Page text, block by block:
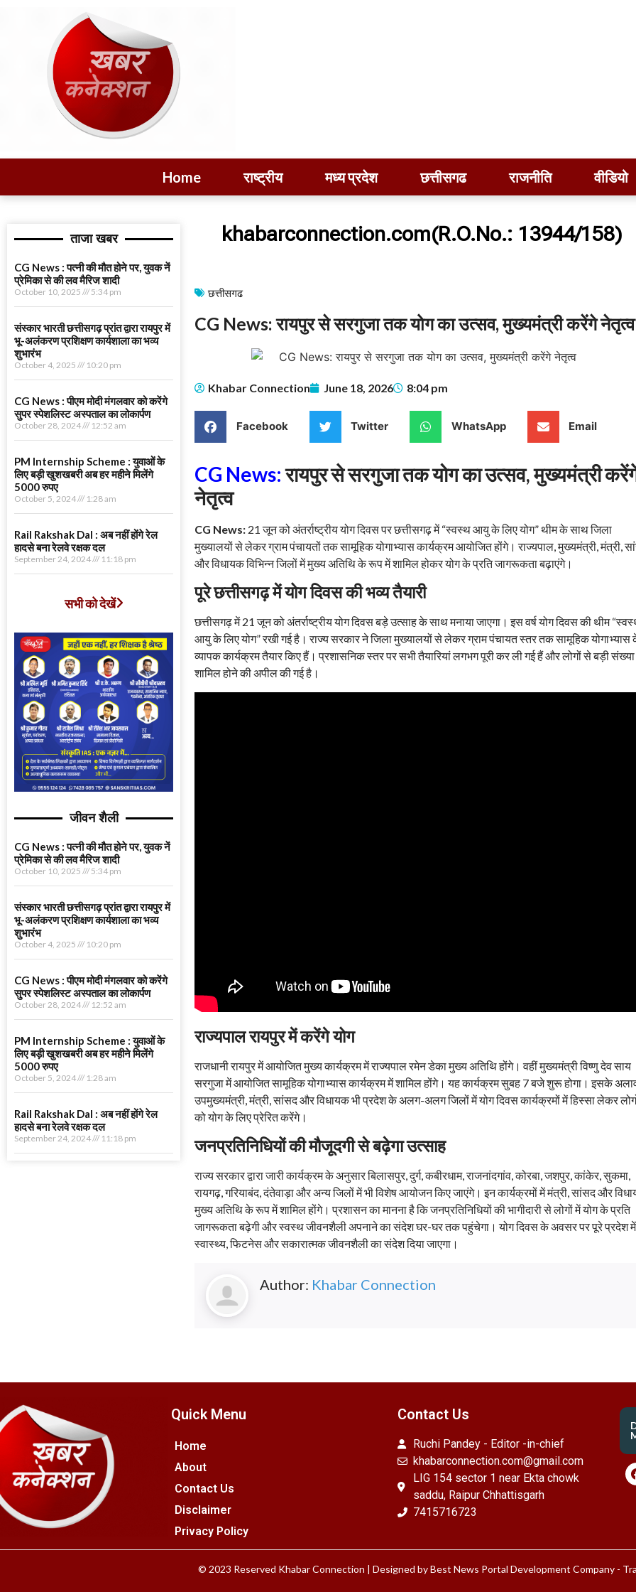
Home राष्ट्रीय मध्य प्रदेश छत्तीसगढ राजनीति वीडियो
ताजा खबर
CG News : पत्नी की मौत होने पर, युवक नें
प्रेमिका से की लव मैरिज शादी
October 10, 2025 5:34 pm
संस्कार भारती छत्तीसगढ़ प्रांत द्वारा रायपुर में
भू-अलंकरण प्रशिक्षण कार्यशाला का भव्य
शुभारंभ
October 4, 2025 10:20 pm
CG News : पीएम मोदी मंगलवार को करेंगे
सुपर स्पेशलिस्ट अस्पताल का लोकार्पण
October 28, 2024 12:52 am
PM Internship Scheme : युवाओं के
लिए बड़ी खुशखबरी अब हर महीने मिलेंगे
5000 रुपए
October 5, 2024 1:28 am
Rail Rakshak Dal : अब नहीं होंगे रेल
हादसे बना रेलवे रक्षक दल
September 24, 2024 11:18 pm
सभी को देखें
जीवन शैली
CG News : पत्नी की मौत होने पर, युवक नें
प्रेमिका से की लव मैरिज शादी
October 10, 2025 5:34 pm
संस्कार भारती छत्तीसगढ़ प्रांत द्वारा रायपुर में
भू-अलंकरण प्रशिक्षण कार्यशाला का भव्य
शुभारंभ
October 4, 2025 10:20 pm
CG News : पीएम मोदी मंगलवार को करेंगे
सुपर स्पेशलिस्ट अस्पताल का लोकार्पण
October 28, 2024 12:52 am
PM Internship Scheme : युवाओं के
लिए बड़ी खुशखबरी अब हर महीने मिलेंगे
5000 रुपए
October 5, 2024 1:28 am
Rail Rakshak Dal : अब नहीं होंगे रेल
हादसे बना रेलवे रक्षक दल
September 24, 2024 11:18 pm
khabarconnection.com(R.O.No.: 13944/158)
छत्तीसगढ
CG News: रायपुर से सरगुजा तक योग का उत्सव, मुख्यमंत्री करेंगे नेतृत्व
Khabar Connection June 18, 2026 8:04 pm
Facebook Twitter WhatsApp Email
CG News:रायपुर से सरगुजा तक योग का उत्सव, मुख्यमंत्री
नेतृत्व
CG News: 21 जून को अंतर्राष्ट्रीय योग दिवस पर छत्तीसगढ़ में “स्वस्थ आयु के लिए योग” थीम के साथ जिला
मुख्यालयों से लेकर ग्राम पंचायतों तक सामूहिक योगाभ्यास कार्यक्रम आयोजित होंगे। राज्यपाल, मुख्यमंत्री, मंत्री,
और विधायक विभिन्न जिलों में मुख्य अतिथि के रूप में शामिल होकर योग के प्रति जागरूकता बढ़ाएंगे।
पूरे छत्तीसगढ़ में योग दिवस की भव्य तैयारी
छत्तीसगढ़ में 21 जून को अंतर्राष्ट्रीय योग दिवस बड़े उत्साह के साथ मनाया जाएगा। इस वर्ष योग दिवस की थीम
आयु के लिए योग” रखी गई है। राज्य सरकार ने जिला मुख्यालयों से लेकर ग्राम पंचायत स्तर तक सामूहिक योगाभ्यास
व्यापक कार्यक्रम तैयार किए हैं। प्रशासनिक स्तर पर सभी तैयारियां लगभग पूरी कर ली गई हैं और लोगों से बड़ी
शामिल होने की अपील की गई है।
राज्यपाल रायपुर में करेंगे योग
राजधानी रायपुर में आयोजित मुख्य कार्यक्रम में राज्यपाल रमेन डेका मुख्य अतिथि होंगे। वहीं मुख्यमंत्री विष्णु देव साय
सरगुजा में आयोजित सामूहिक योगाभ्यास कार्यक्रम में शामिल होंगे। यह कार्यक्रम सुबह 7 बजे शुरू होगा। इसके
उपमुख्यमंत्री, मंत्री, सांसद और विधायक भी प्रदेश के अलग-अलग जिलों में योग दिवस कार्यक्रमों में हिस्सा लेकर
को योग के लिए प्रेरित करेंगे।
जनप्रतिनिधियों की मौजूदगी से बढ़ेगा उत्साह
राज्य सरकार द्वारा जारी कार्यक्रम के अनुसार बिलासपुर, दुर्ग, कबीरधाम, राजनांदगांव, कोरबा, जशपुर, कांकेर, सुकमा,
रायगढ़, गरियाबंद, दंतेवाड़ा और अन्य जिलों में भी विशेष आयोजन किए जाएंगे। इन कार्यक्रमों में मंत्री, सांसद और
मुख्य अतिथि के रूप में शामिल होंगे। प्रशासन का मानना है कि जनप्रतिनिधियों की भागीदारी से लोगों में योग के प्रति
जागरूकता बढ़ेगी और स्वस्थ जीवनशैली अपनाने का संदेश घर-घर तक पहुंचेगा। योग दिवस के अवसर पर पूरे प्रदेश में
स्वास्थ्य, फिटनेस और सकारात्मक जीवनशैली का संदेश दिया जाएगा।
Author: Khabar Connection
Quick Menu
Home
About
Contact Us
Disclaimer
Privacy Policy
Contact Us
Ruchi Pandey - Editor -in-chief
khabarconnection.com@gmail.com
LIG 154 sector 1 near Ekta chowk
saddu, Raipur Chhattisgarh
7415716723
© 2023 Reserved Khabar Connection | Designed byBest News Portal Development Company-